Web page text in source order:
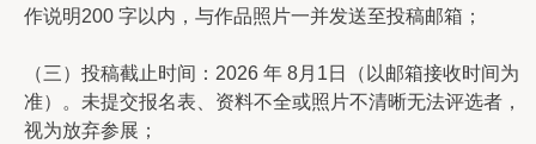
作说明200 字以内，与作品照片一并发送至投稿邮箱；
（三）投稿截止时间：2026 年 8月1日（以邮箱接收时间为
准）。未提交报名表、资料不全或照片不清晰无法评选者，
视为放弃参展；